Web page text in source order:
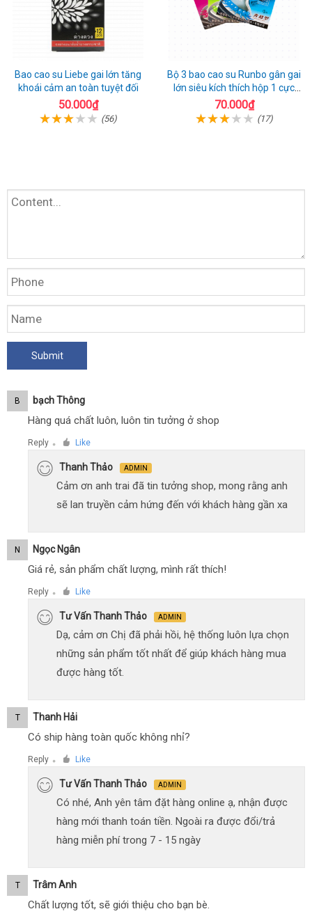
Bao cao su Liebe gai lớn tăng
khoái cảm an toàn tuyệt đối
50.000₫
(56)
Bộ 3 bao cao su Runbo gân gai
lớn siêu kích thích hộp 1 cực
chất
70.000₫
(17)
B Bạch Thông
Hàng quá chất luôn, luôn tin tưởng ở shop
Reply ● Like
Thanh Thảo ADMIN
Cảm ơn anh trai đã tin tưởng shop, mong rằng anh
sẽ lan truyền cảm hứng đến với khách hàng gần xa
N Ngọc Ngân
Giá rẻ, sản phẩm chất lượng, mình rất thích!
Reply ● Like
Tư Vấn Thanh Thảo ADMIN
Dạ, cảm ơn Chị đã phải hồi, hệ thống luôn lựa chọn
những sản phẩm tốt nhất để giúp khách hàng mua
được hàng tốt.
T Thanh Hải
Có ship hàng toàn quốc không nhỉ?
Reply ● Like
Tư Vấn Thanh Thảo ADMIN
Có nhé, Anh yên tâm đặt hàng online ạ, nhận được
hàng mới thanh toán tiền. Ngoài ra được đổi/trả
hàng miễn phí trong 7 - 15 ngày
T Trâm Anh
Chất lượng tốt, sẽ giới thiệu cho bạn bè.